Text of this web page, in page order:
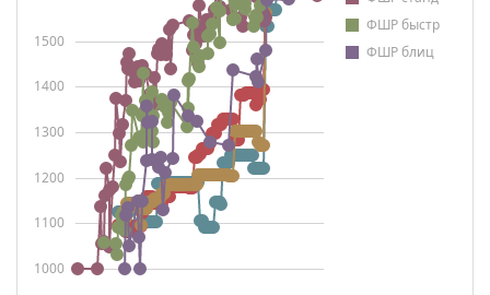
ФШР быстр
ФШР блиц
1000
1100
1200
1300
1400
1500